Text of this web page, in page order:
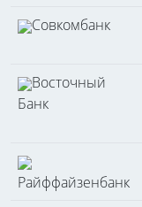
Совкомбанк
Восточный
Банк
Райффайзенбанк